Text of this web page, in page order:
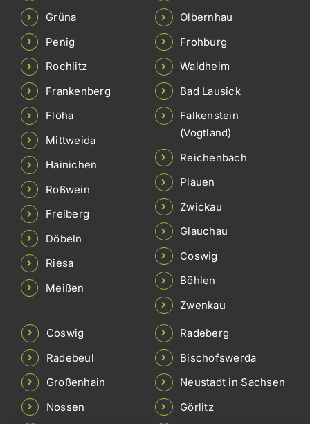
Grüna
Penig
Rochlitz
Frankenberg
Flöha
Mittweida
Hainichen
Roßwein
Freiberg
Döbeln
Riesa
Meißen
Olbernhau
Frohburg
Waldheim
Bad Lausick
Falkenstein
(Vogtland)
Reichenbach
Plauen
Zwickau
Glauchau
Coswig
Böhlen
Zwenkau
Coswig
Radebeul
Großenhain
Nossen
Radeberg
Bischofswerda
Neustadt in Sachsen
Görlitz